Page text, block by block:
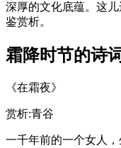
深厚的文化底蕴。这
鉴赏析。
霜降时节的诗
《在霜夜》
赏析:青谷
一千年前的一个女人